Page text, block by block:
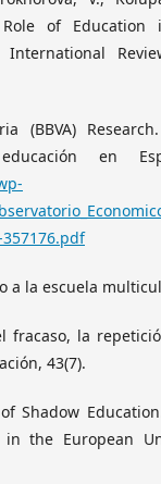
Role of Education
(BBVA)
en
a la escuela
fracaso, la
43(7).
Shadow
the European